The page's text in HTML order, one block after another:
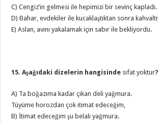
C) Cengiz’in gelmesi ile hepimizi bir sevinç kapladı.
D) Bahar, evdekiler ile kucaklaştıktan sonra
E) Aslan, avını yakalamak için sabır ile bekliyordu.
15. Aşağıdaki dizelerin hangisinde sıfat yoktur?
A) Ta boğazıma kadar çıkan deli yağmura.
Tüyüme horozdan çok itimat edeceğim,
B) İtimat edeceğim şu belalı yağmura.